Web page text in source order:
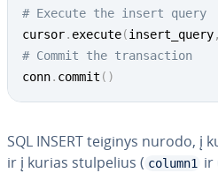
# Execute the insert query
cursor. execute(insert_query,
# Commit the transaction
conn. commit ( )
SQL INSERT teiginys nurodo, į
ir į kurias stul­pe­lius ( column1 ir